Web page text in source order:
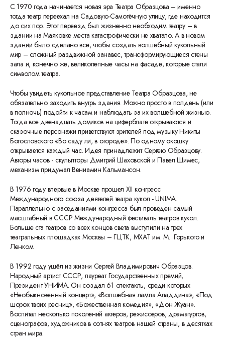
С 1970 года начинается новая эра Театра Образцова – именно
тогда театр переехал на Садовую-Самотёчную улицу, где находится
до сих пор. Этот переезд был жизненно необходим театру – в
здании на Маяковке места катастрофически не хватало. А в новом
здании было сделано всё, чтобы создать волшебный кукольный
мир – сложный раздвижной занавес, трансформирующиеся стены
зала и, конечно же, великолепные часы на фасаде, которые стали
символом театра.
Чтобы увидеть кукольное представление Театра Образцова, не
обязательно заходить внутрь здания. Можно просто в полдень (или
в полночь) подойти к часам и наблюдать за их волшебной жизнью.
Тогда все двенадцать домиков на циферблате открываются и
сказочные персонажи приветствуют зрителей под музыку Никиты
Богословского «Во саду ли, в огороде». По одному окошку
открывается каждый час. Идея принадлежит Сергею Образцову.
Авторы часов - скульпторы Дмитрий Шаховской и Павел Шимес,
механизм придумал Вениамин Кальмансон.
В 1976 году впервые в Москве прошел XII конгресс
Международного союза деятелей театра кукол - UNIMA.
Параллельно с заседаниями конгресса был проведен самый
масштабный в СССР Международный фестиваль театров кукол.
Больше ста театров со всех концов света выступили на трех
театральных площадках Москвы – ГЦТК, МХАТ им. М. Горького и
Ленком.
В 1992 году ушёл из жизни Сергей Владимирович Образцов.
Народный артист СССР, лауреат Государственных премий,
Президент УНИМА. Он создал 61 спектакль, среди которых
«Необыкновенный концерт», «Волшебная лампа Аладдина», «Под
шорох твоих ресниц», «Божественная комедия», «Дон Жуан».
Воспитал несколько поколений актеров, режиссеров, драматургов,
сценографов, художников в сотнях театров нашей страны, в десятках
стран мира.